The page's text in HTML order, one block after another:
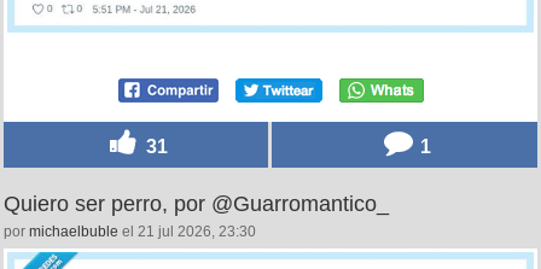
31 1
Quiero ser perro, por @Guarromantico_
por michaelbuble el 21 jul 2026, 23:30